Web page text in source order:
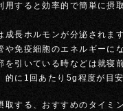
用すると効率的で簡単に摂
成長ホルモンが分泌されます
や免疫細胞のエネルギーに
を引いている時などは就寝
的に1回あたり5g程度が目
取する、おすすめのタイミ